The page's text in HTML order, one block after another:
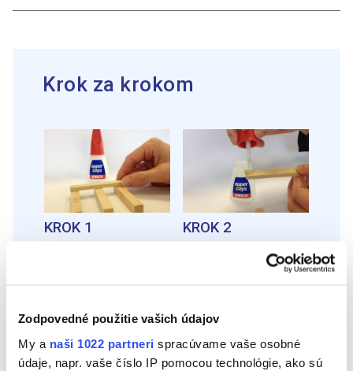
Zodpovedné použitie vašich údajov
My a naši 1022 partneri spracúvame vaše osobné
údaje, napr. vaše číslo IP pomocou technológie, ako sú
Krok za krokom
KROK 1
poháre. Na základ použite
3 paličky od nanukov
umiestnené zvisle a na
nich položte 5 paličiek v
plochej polohe.
KROK 2
Superunick Extreme
Power na každú z horných